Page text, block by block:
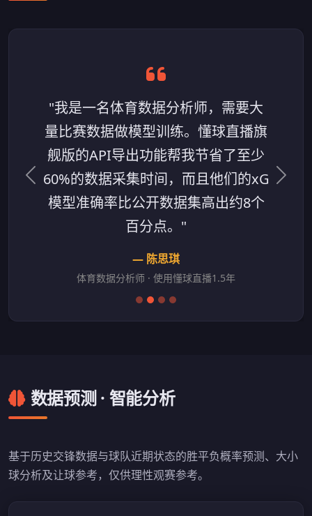
"我是一名体育数据分析师，需要大
量比赛数据做模型训练。懂球直播旗
舰版的API导出功能帮我节省了至少
60%的数据采集时间，而且他们的xG
模型准确率比公开数据集高出约8个
百分点。"
— 陈思琪
体育数据分析师 · 使用懂球直播1.5年
上一条评价 下一
数据预测 · 智能分析
基于历史交锋数据与球队近期状态的胜平负概率预测、大小
球分析及让球参考，仅供理性观赛参考。